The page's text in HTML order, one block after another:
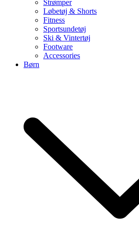
Strømper
Løbetøj & Shorts
Fitness
Sportsundetøj
Ski & Vintertøj
Footware
Accessories
Børn